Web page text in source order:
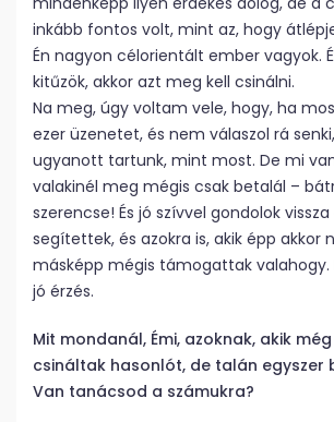
inkább fontos volt, mint az, hogy
Én nagyon célorientált ember vagyok.
kitűzök, akkor azt meg kell csinálni.
Na meg, úgy voltam vele, hogy, ha
ezer üzenetet, és nem válaszol rá
ugyanott tartunk, mint most. De mi
valakinél meg mégis csak betalál –
szerencse! És jó szívvel gondolok vissza
segítettek, és azokra is, akik épp akkor
másképp mégis támogattak valahogy.
jó érzés.
Mit mondanál, Émi, azoknak, akik
csináltak hasonlót, de talán egyszer
Van tanácsod a számukra?